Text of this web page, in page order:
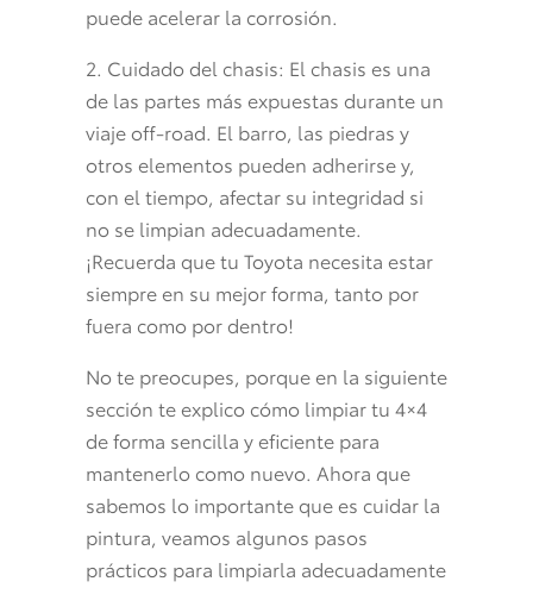
puede acelerar la corrosión.
2. Cuidado del chasis: El chasis es una
de las partes más expuestas durante un
viaje off-road. El barro, las piedras y
otros elementos pueden adherirse y,
con el tiempo, afectar su integridad si
no se limpian adecuadamente.
¡Recuerda que tu Toyota necesita estar
siempre en su mejor forma, tanto por
fuera como por dentro!
No te preocupes, porque en la siguiente
sección te explico cómo limpiar tu 4×4
de forma sencilla y eficiente para
mantenerlo como nuevo. Ahora que
sabemos lo importante que es cuidar la
pintura, veamos algunos pasos
prácticos para limpiarla adecuadamente